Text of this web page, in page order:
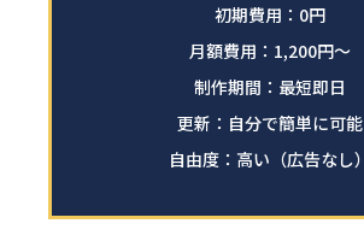
初期費用：0円
月額費用：1,200円～
制作期間：最短即日
更新：自分で簡単に可能
自由度：高い（広告なし）